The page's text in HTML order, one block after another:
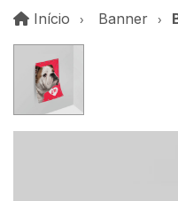
Início InícioBanner